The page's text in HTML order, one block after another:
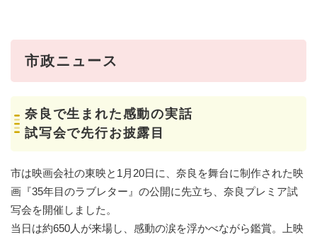
市政ニュース
奈良で生まれた感動の実話
試写会で先行お披露目
市は映画会社の東映と1月20日に、奈良を舞台に制作された映
画『35年目のラブレター』の公開に先立ち、奈良プレミア試
写会を開催しました。
当日は約650人が来場し、感動の涙を浮かべながら鑑賞。上映